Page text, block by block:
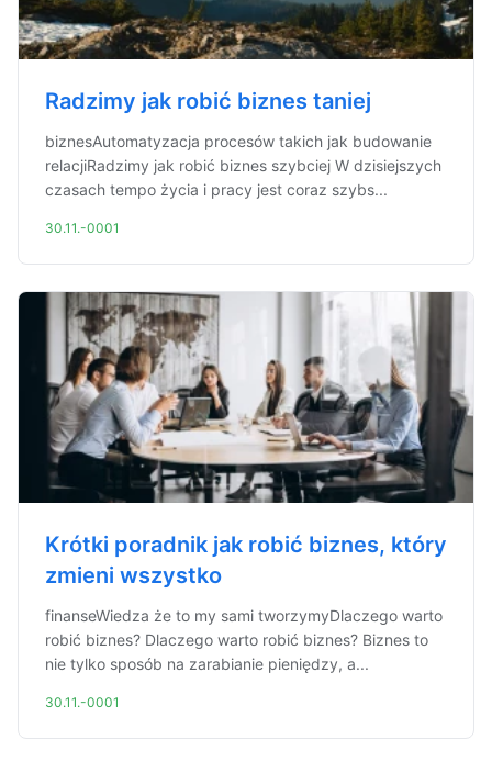
Radzimy jak robić biznes taniej
biznesAutomatyzacja procesów takich jak budowanie
relacjiRadzimy jak robić biznes szybciej W dzisiejszych
czasach tempo życia i pracy jest coraz szybs...
30.11.-0001
Krótki poradnik jak robić biznes, który
zmieni wszystko
finanseWiedza że to my sami tworzymyDlaczego warto
robić biznes? Dlaczego warto robić biznes? Biznes to
nie tylko sposób na zarabianie pieniędzy, a...
30.11.-0001